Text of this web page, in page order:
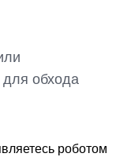
обхода
роботом